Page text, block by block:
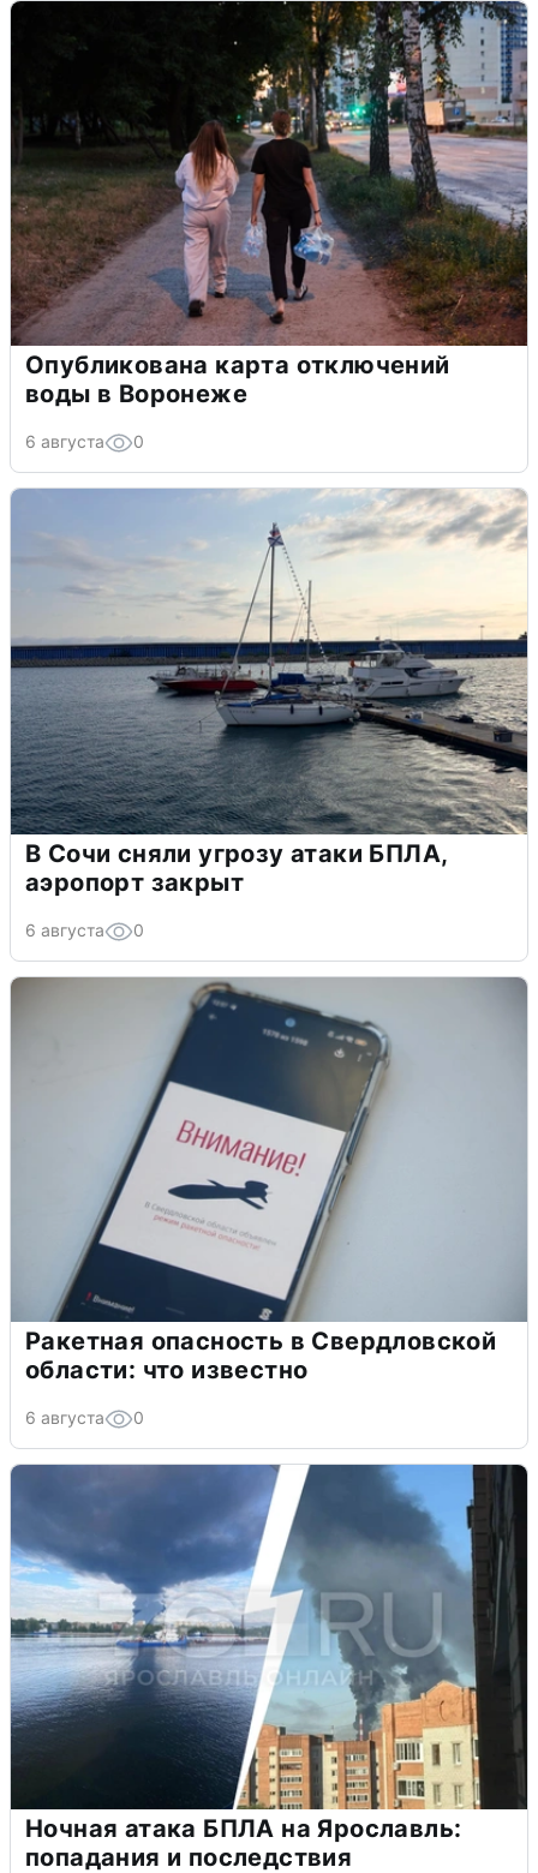
Опубликована карта отключений
воды в Воронеже
6 августа 0
В Сочи сняли угрозу атаки БПЛА,
аэропорт закрыт
6 августа 0
Ракетная опасность в Свердловской
области: что известно
6 августа 0
Ночная атака БПЛА на Ярославль:
попадания и последствия